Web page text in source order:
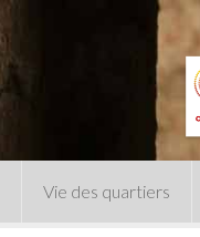
Vie des quartiers